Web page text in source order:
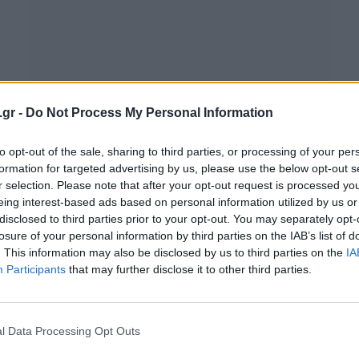
- Do Not Process My Personal Information
opt-out of the sale, sharing to third parties, or processing of your
for targeted advertising by us, please use the below opt-out
selection. Please note that after your opt-out request is processed
interest-based ads based on personal information utilized by us
to third parties prior to your opt-out. You may separately
of your personal information by third parties on the IAB’s list of
This information may also be disclosed by us to third parties on the
Participants that may further disclose it to other third parties.
Data Processing Opt Outs
GAMING HARDWARE
Η Creative επαναπροσδιορίζει την
κορυφή στις κάρτες ήχου με τις Sound
Blaster AE-9 και Sound Blaster AE-7!
BY ΠΈΤΡΟΣ ΚΥΠΡΑΊΟΣ 09/07/2019
Η Creative Technology Ltd συνεχίζει την παράδοση
της σε επαναστατικές τεχνολογίες ήχου με την